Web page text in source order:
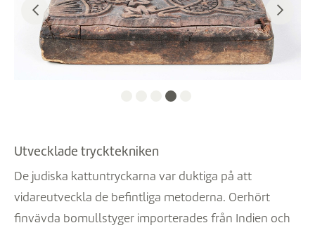
Utvecklade trycktekniken
De judiska kattuntryckarna var duktiga på att
vidareutveckla de befintliga metoderna. Oerhört
finvävda bomullstyger importerades från Indien och